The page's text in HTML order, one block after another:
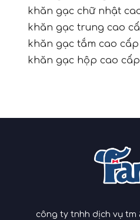
khăn gạc chữ nhật
khăn gạc trung cao
khăn gạc tắm cao
khăn gạc hộp cao
công ty tnhh dịch vụ tm